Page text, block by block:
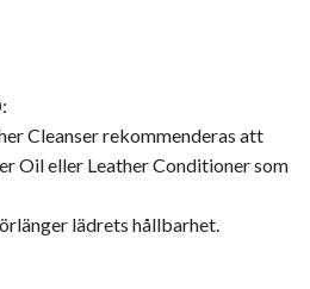
Cleanser rekommenderas att
Oil eller Leather Conditioner som
lädrets hållbarhet.